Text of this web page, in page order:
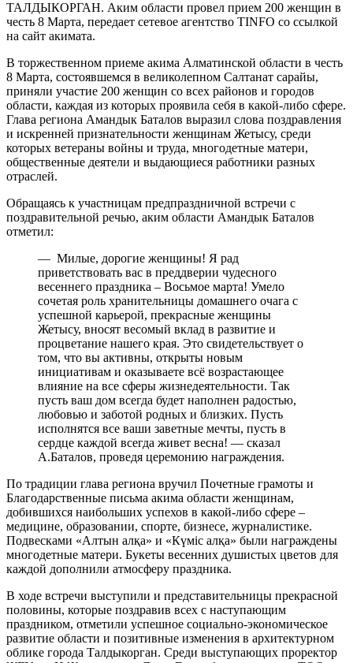
ТАЛДЫКОРГАН. Аким области провел прием 200 женщин в
честь 8 Марта, передает сетевое агентство TINFO со ссылкой
на сайт акимата.
В торжественном приеме акима Алматинской области в честь
8 Марта, состоявшемся в великолепном Салтанат сарайы,
приняли участие 200 женщин со всех районов и городов
области, каждая из которых проявила себя в какой-либо сфере.
Глава региона Амандык Баталов выразил слова поздравления
и искренней признательности женщинам Жетысу, среди
которых ветераны войны и труда, многодетные матери,
общественные деятели и выдающиеся работники разных
отраслей.
Обращаясь к участницам предпраздничной встречи с
поздравительной речью, аким области Амандык Баталов
отметил:
— Милые, дорогие женщины! Я рад
приветствовать вас в преддверии чудесного
весеннего праздника – Восьмое марта! Умело
сочетая роль хранительницы домашнего очага с
успешной карьерой, прекрасные женщины
Жетысу, вносят весомый вклад в развитие и
процветание нашего края. Это свидетельствует о
том, что вы активны, открыты новым
инициативам и оказываете всё возрастающее
влияние на все сферы жизнедеятельности. Так
пусть ваш дом всегда будет наполнен радостью,
любовью и заботой родных и близких. Пусть
исполнятся все ваши заветные мечты, пусть в
сердце каждой всегда живет весна! — сказал
А.Баталов, проведя церемонию награждения.
По традиции глава региона вручил Почетные грамоты и
Благодарственные письма акима области женщинам,
добившихся наибольших успехов в какой-либо сфере –
медицине, образовании, спорте, бизнесе, журналистике.
Подвесками «Алтын алқа» и «Күміс алқа» были награждены
многодетные матери. Букеты весенних душистых цветов для
каждой дополнили атмосферу праздника.
В ходе встречи выступили и представительницы прекрасной
половины, которые поздравив всех с наступающим
праздником, отметили успешное социально-экономическое
развитие области и позитивные изменения в архитектурном
облике города Талдыкорган. Среди выступающих проректор